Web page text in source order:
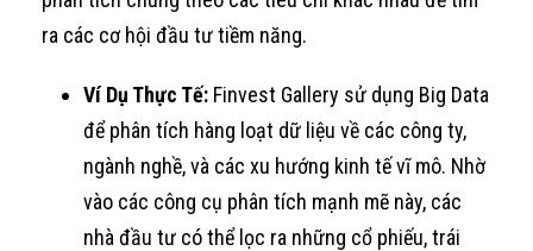
ra các cơ hội đầu tư tiềm năng.
Ví Dụ Thực Tế: Finvest Gallery sử dụng Big Data
để phân tích hàng loạt dữ liệu về các công ty,
ngành nghề, và các xu hướng kinh tế vĩ mô. Nhờ
vào các công cụ phân tích mạnh mẽ này, các
nhà đầu tư có thể lọc ra những cổ phiếu, trái